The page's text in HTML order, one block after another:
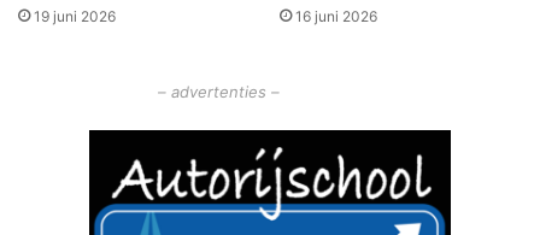
19 juni 2026 16 juni 2026
– advertenties –